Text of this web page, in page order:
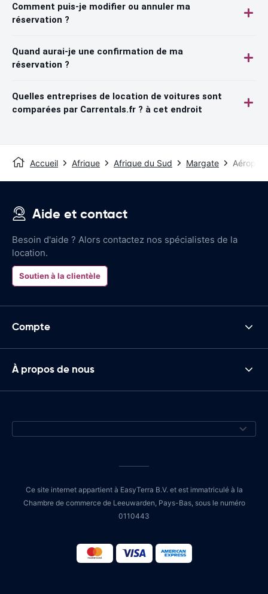
Comment puis-je modifier ou annuler ma
réservation ?
Quand aurai-je une confirmation de ma
réservation ?
Quelles entreprises de location de voitures sont
comparées par Carrentals.fr ? à cet endroit
Accueil Afrique Afrique du Sud Margate
Aide et contact
Besoin d'aide ? Alors contactez nos spécialistes de la
location.
Soutien à la clientèle
Compte
À propos de nous
Ce site internet appartient à EasyTerra B.V. et est immatriculé à la
Chambre de commerce de Leeuwarden, Pays-Bas, sous le numéro
0110443